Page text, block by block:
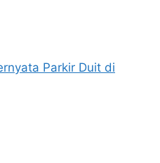
Parkir Duit di